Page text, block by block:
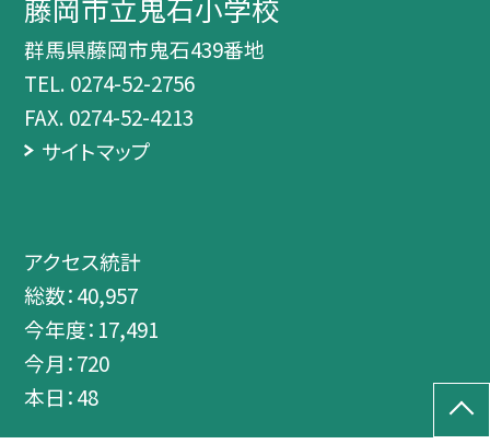
藤岡市立鬼石小学校
群馬県藤岡市鬼石439番地
TEL. 0274-52-2756
FAX. 0274-52-4213
サイトマップ
アクセス統計
総数：40,957
今年度： 17,491
今月：720
本日：48